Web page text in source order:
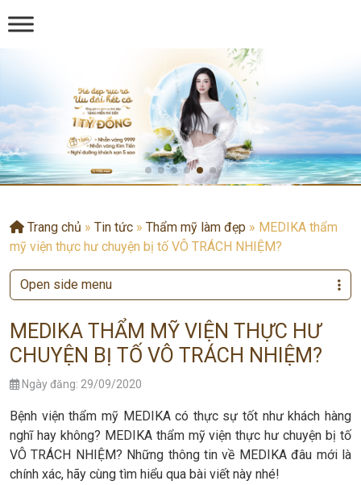
Trang chủ » Tin tức » Thẩm mỹ làm đẹp » MEDIKA thẩm
mỹ viện thực hư chuyện bị tố VÔ TRÁCH NHIỆM?
MEDIKA THẨM MỸ VIỆN THỰC HƯ
CHUYỆN BỊ TỐ VÔ TRÁCH NHIỆM?
Ngày đăng: 29/09/2020
Bệnh viện thẩm mỹ MEDIKA có thực sự tốt như khách hàng
nghĩ hay không? MEDIKA thẩm mỹ viện thực hư chuyện bị tố
VÔ TRÁCH NHIỆM? Những thông tin về MEDIKA đâu mới là
chính xác, hãy cùng tìm hiểu qua bài viết này nhé!
Open side menu